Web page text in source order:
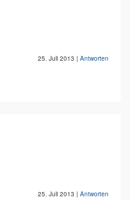
25. Juli 2013 | Antworten
25. Juli 2013 | Antworten